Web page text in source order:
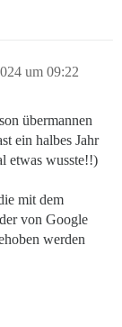
um 09:22
übermannen
ein halbes Jahr
etwas wusste!!)
mit dem
von Google
werden